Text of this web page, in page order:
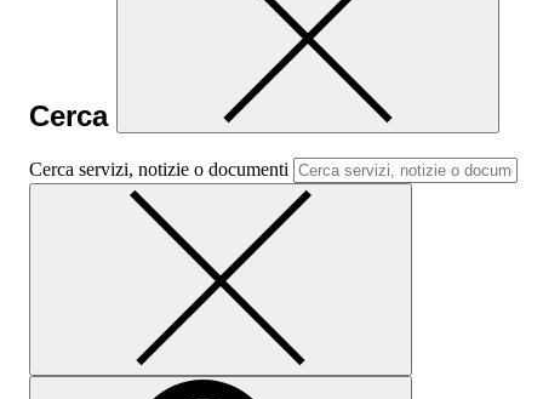
Cerca
Cerca servizi, notizie o documenti